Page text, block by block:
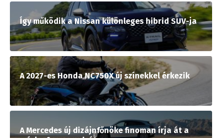
Így működik a Nissan különleges hibrid SUV-ja
A 2027-es Honda NC750X új színekkel érkezik
A Mercedes új dizájnfőnöke finoman írja át a